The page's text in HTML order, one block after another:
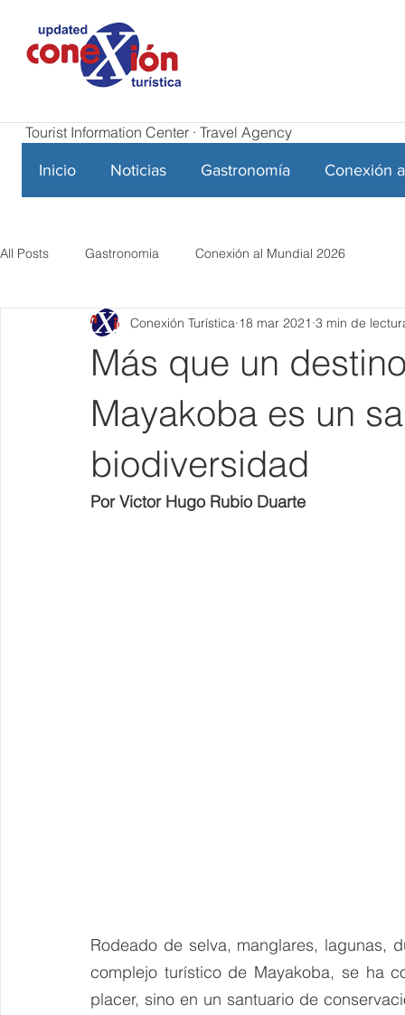
Tourist Information Center · Travel Agency
Inicio Noticias Gastronomía Conexión
All Posts Gastronomia Conexión al Mundial 2026
Más que un
Mayakoba es un
biodiversidad
Conexión Turística 18 mar 2021 3 min de
Por Victor Hugo Rubio Duarte
Rodeado de selva, manglares, lagunas,
complejo turístico de Mayakoba, se ha
placer, sino en un santuario de